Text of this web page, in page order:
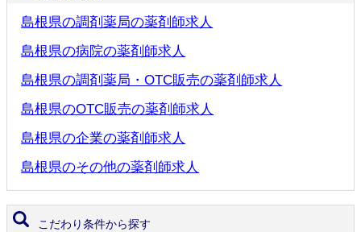
島根県の調剤薬局の薬剤師求人
島根県の病院の薬剤師求人
島根県の調剤薬局・OTC販売の薬剤師求人
島根県のOTC販売の薬剤師求人
島根県の企業の薬剤師求人
島根県のその他の薬剤師求人
こだわり条件から探す